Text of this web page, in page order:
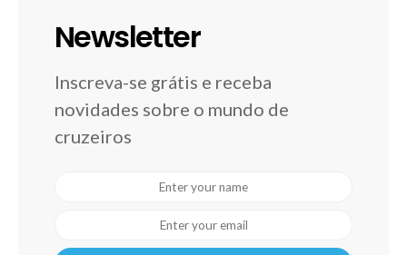
Newsletter
Inscreva-se grátis e receba
novidades sobre o mundo de
cruzeiros